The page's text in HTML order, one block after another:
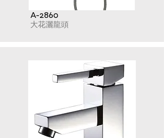
大花灑龍頭
A-2860